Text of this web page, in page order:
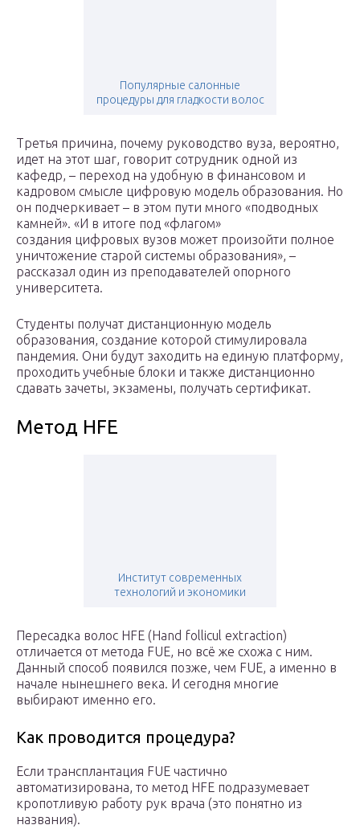
Популярные салонные
процедуры для гладкости волос
Третья причина, почему руководство вуза, вероятно,
идет на этот шаг, говорит сотрудник одной из
кафедр, – переход на удобную в финансовом и
кадровом смысле цифровую модель образования. Но
он подчеркивает – в этом пути много «подводных
камней». «И в итоге под «флагом»
создания цифровых вузов может произойти полное
уничтожение старой системы образования», –
рассказал один из преподавателей опорного
университета.
Студенты получат дистанционную модель
образования, создание которой стимулировала
пандемия. Они будут заходить на единую платформу,
проходить учебные блоки и также дистанционно
сдавать зачеты, экзамены, получать сертификат.
Метод HFE
Институт современных
технологий и экономики
Пересадка волос HFE (Hand follicul extraction)
отличается от метода FUE, но всё же схожа с ним.
Данный способ появился позже, чем FUE, а именно в
начале нынешнего века. И сегодня многие
выбирают именно его.
Как проводится процедура?
Если трансплантация FUE частично
автоматизирована, то метод HFE подразумевает
кропотливую работу рук врача (это понятно из
названия).